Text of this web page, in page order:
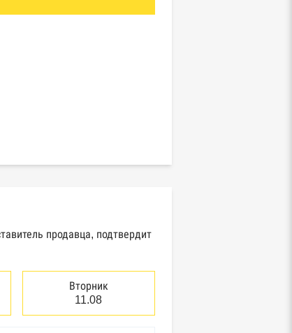
продавца, подтвердит
Вторник
11.08